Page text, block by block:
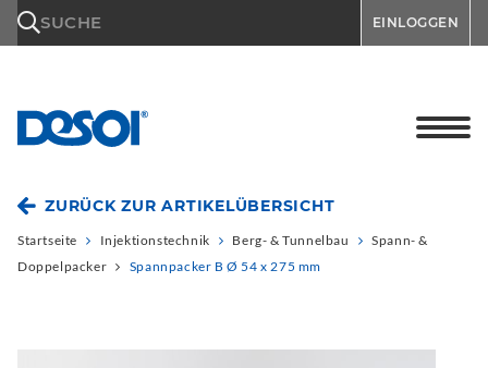
SUCHE EINLOGGEN
ZURÜCK ZUR ARTIKELÜBERSICHT
Startseite Injektionstechnik Berg- & Tunnelbau
Spann- &
Doppelpacker
Spannpacker B Ø 54 x 275 mm